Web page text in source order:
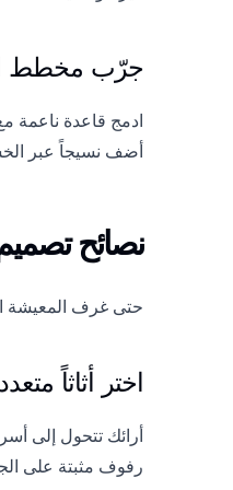
جرّب مخطط
ادمج قاعدة ناعمة
أضف نسيجاً عبر
نصائح
حتى غرف المعيشة
اختر أثاثاً
أرائك تتحول إلى
رفوف مثبتة على